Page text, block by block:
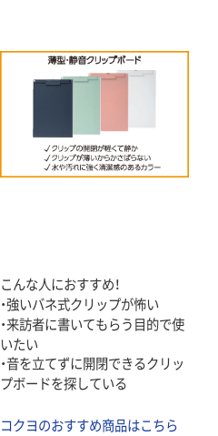
こんな人におすすめ！
・強いバネ式クリップが怖い
・来訪者に書いてもらう目的で使
いたい
・音を立てずに開閉できるクリッ
プボードを探している
コクヨのおすすめ商品はこちら